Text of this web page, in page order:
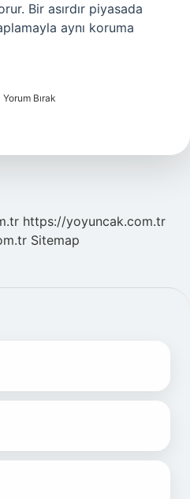
Bir asırdır piyasada
aynı koruma
Yorum Bırak
https://yoyuncak.com.tr
Sitemap